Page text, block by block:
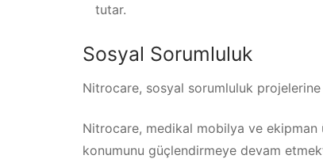
tutar.
Sosyal Sorumluluk
Nitrocare, sosyal sorumluluk
Nitrocare, medikal mobilya ve ekipman
konumunu güçlendirmeye devam